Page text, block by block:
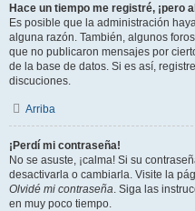
Hace un tiempo me registré, ¡pero
Es posible que la administración
alguna razón. También, algunos
que no publicaron mensajes por
de la base de datos. Si es así,
discuciones.
Arriba
¡Perdí mi contraseña!
No se asuste, ¡calma! Si su
desactivarla o cambiarla. Visite la
Olvidé mi contraseña. Siga las
en muy poco tiempo.